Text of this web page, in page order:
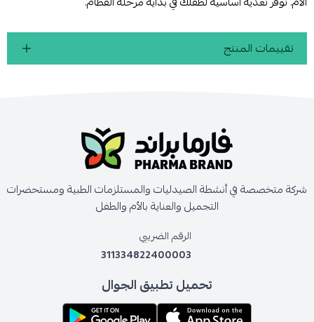
تقييمات المنتج
شركة متخصصة في أنشطة الصيدليات والمستلزمات الطبية ومستحضرات
التجميل والعناية بالأم والطفل
الرقم الضريبي
311334822400003
تحميل تطبيق الجوال